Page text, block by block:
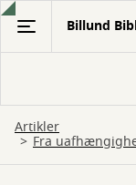
Gå
hovedindhold
Billund
Artikler
Fra